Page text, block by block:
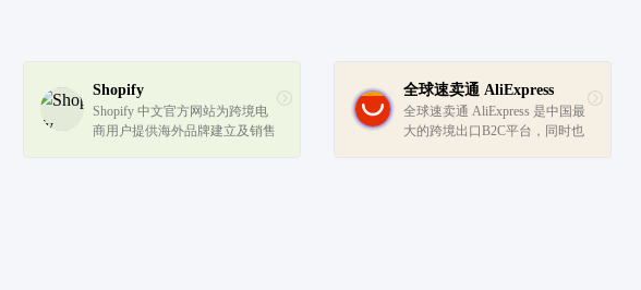
Shopify
Shopify 中文官方网站为跨境电
商用户提供海外品牌建立及销售
全球速卖通 AliExpress
全球速卖通 AliExpress 是中国最
大的跨境出口B2C平台，同时也